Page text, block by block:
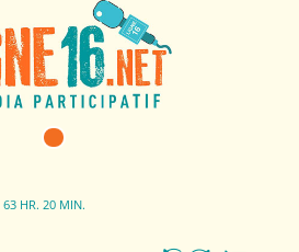
63 HR. 20 MIN.